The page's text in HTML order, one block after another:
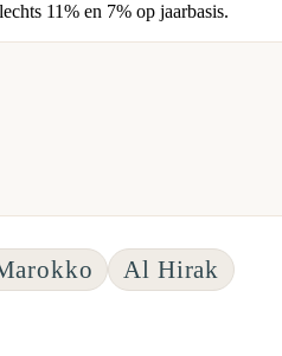
11% en 7% op jaarbasis.
Al Hirak